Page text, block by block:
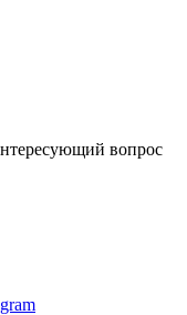
вопрос